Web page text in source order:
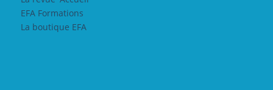
EFA Formations
La boutique EFA